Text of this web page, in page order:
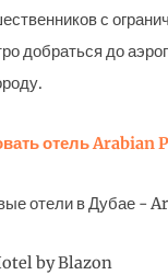
с
добраться до
отель Arabian
by Blazon